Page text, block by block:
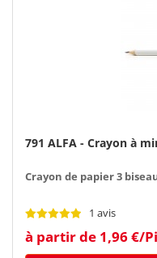
791 ALFA - Crayon à
Crayon de papier 3
1 avis
à partir de 1,96 €/